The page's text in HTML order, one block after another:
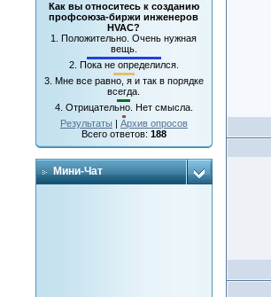
Как вы относитесь к созданию
профсоюза-биржи инженеров
HVAC?
1.Положительно. Очень нужная
вещь.
2. Пока не определился.
3. Мне все равно, я и так в порядке
всегда.
4. Отрицательно. Нет смысла.
Результаты | Архив опросов
Всего ответов: 188
Мини-Чат